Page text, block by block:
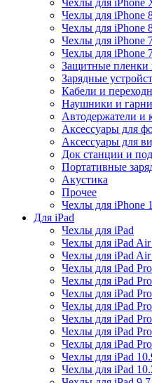
Чехлы для iPhone
Чехлы для iPhone
Чехлы для iPhone
Чехлы для iPhone
Чехлы для iPhone
Защитные пленки
Зарядные
Кабели и
Наушники и
Автодержатели и
Аксессуары для
Аксессуары для
Док станции и
Портативные
Акустика
Прочее
Чехлы для iPhone
Для iPad
Чехлы для iPad
Чехлы для iPad Air
Чехлы для iPad
Чехлы для iPad
Чехлы для iPad
Чехлы для iPad
Чехлы для iPad
Чехлы для iPad
Чехлы для iPad
Чехлы для iPad
Чехлы для iPad
Чехлы для iPad